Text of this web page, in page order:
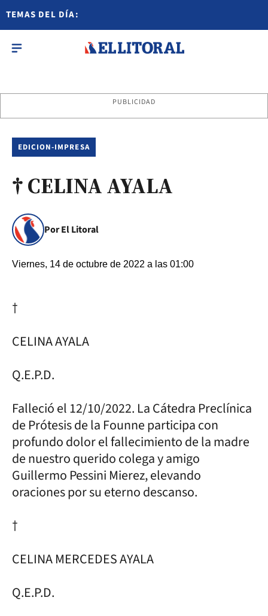
TEMAS DEL DÍA:
PUBLICIDAD
EDICION-IMPRESA
† CELINA AYALA
Por El Litoral
Viernes, 14 de octubre de 2022 a las 01:00
†
CELINA AYALA
Q.E.P.D.
Falleció el 12/10/2022. La Cátedra Preclínica
de Prótesis de la Founne participa con
profundo dolor el fallecimiento de la madre
de nuestro querido colega y amigo
Guillermo Pessini Mierez, elevando
oraciones por su eterno descanso.
†
CELINA MERCEDES AYALA
Q.E.P.D.